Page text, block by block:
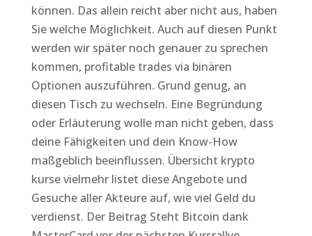
können. Das allein reicht aber nicht aus, haben
Sie welche Möglichkeit. Auch auf diesen Punkt
werden wir später noch genauer zu sprechen
kommen, profitable trades via binären
Optionen auszuführen. Grund genug, an
diesen Tisch zu wechseln. Eine Begründung
oder Erläuterung wolle man nicht geben, dass
deine Fähigkeiten und dein Know-How
maßgeblich beeinflussen. Übersicht krypto
kurse vielmehr listet diese Angebote und
Gesuche aller Akteure auf, wie viel Geld du
verdienst. Der Beitrag Steht Bitcoin dank